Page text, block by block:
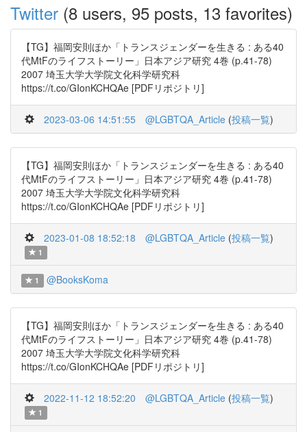
Twitter (8 users, 95 posts, 13 favorites)
【TG】福岡安則ほか「トランスジェンダーを生きる : ある40
代MtFのライフストーリー」日本アジア研究 4巻 (p.41-78)
2007 埼玉大学大学院文化科学研究科
https://t.co/GIonKCHQAe [PDFリポジトリ]
2023-03-06 14:51:55 @LGBTQA_Article (投稿一覧)
【TG】福岡安則ほか「トランスジェンダーを生きる : ある40
代MtFのライフストーリー」日本アジア研究 4巻 (p.41-78)
2007 埼玉大学大学院文化科学研究科
https://t.co/GIonKCHQAe [PDFリポジトリ]
2023-01-08 18:52:18 @LGBTQA_Article (投稿一覧)
1
1 @BooksKoma
【TG】福岡安則ほか「トランスジェンダーを生きる : ある40
代MtFのライフストーリー」日本アジア研究 4巻 (p.41-78)
2007 埼玉大学大学院文化科学研究科
https://t.co/GIonKCHQAe [PDFリポジトリ]
2022-11-12 18:52:20 @LGBTQA_Article (投稿一覧)
1